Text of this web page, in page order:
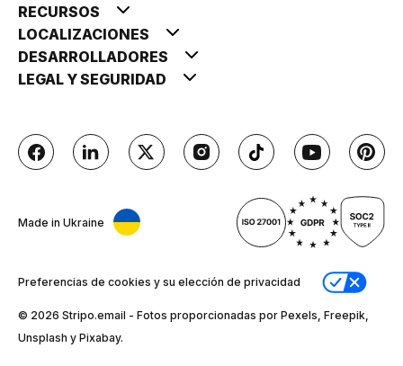
RECURSOS
LOCALIZACIONES
DESARROLLADORES
LEGAL Y SEGURIDAD
Made in Ukraine
Preferencias de cookies y su elección de privacidad
© 2026 Stripо.email - Fotos proporcionadas por Pexels, Freepik,
Unsplash y Pixabay.